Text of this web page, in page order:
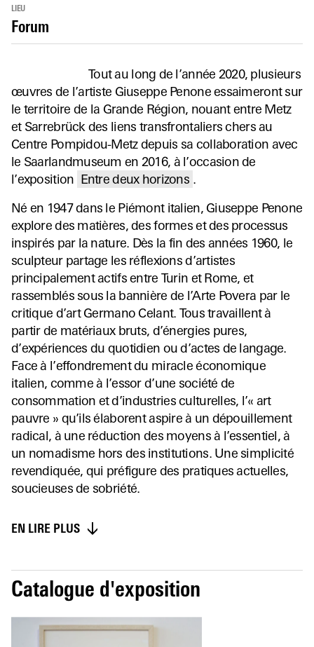
LIEU
Forum
Tout au long de l’année 2020, plusieurs
œuvres de l’artiste Giuseppe Penone essaimeront sur
le territoire de la Grande Région, nouant entre Metz
et Sarrebrück des liens transfrontaliers chers au
Centre Pompidou-Metz depuis sa collaboration avec
le Saarlandmuseum en 2016, à l’occasion de
l’exposition Entre deux horizons .
Né en 1947 dans le Piémont italien, Giuseppe Penone
explore des matières, des formes et des processus
inspirés par la nature. Dès la fin des années 1960, le
sculpteur partage les réflexions d’artistes
principalement actifs entre Turin et Rome, et
rassemblés sous la bannière de l’Arte Povera par le
critique d’art Germano Celant. Tous travaillent à
partir de matériaux bruts, d’énergies pures,
d’expériences du quotidien ou d’actes de langage.
Face à l’effondrement du miracle économique
italien, comme à l’essor d’une société de
consommation et d’industries culturelles, l’« art
pauvre » qu’ils élaborent aspire à un dépouillement
radical, à une réduction des moyens à l’essentiel, à
un nomadisme hors des institutions. Une simplicité
revendiquée, qui préfigure des pratiques actuelles,
soucieuses de sobriété.
EN LIRE PLUS
Catalogue d'exposition